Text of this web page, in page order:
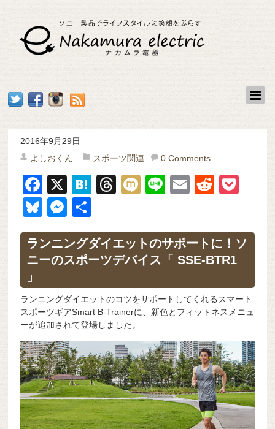
2016年9月29日
よしおくん
スポーツ関連 0 Comments
F
a
c
e
b
o
o
k
X
H
n
a
T
a
d
s
M
Li
E
R
di
t
et
Bl
u
e
sk
y
M
e
ss
e
n
g
er
有
ランニングダイエットのサポートに！ソ
ニーのスポーツデバイス「 SSE-BTR1
」
ランニングダイエットのコツをサポートしてくれるスマート
スポーツギアSmart B-Trainerに、新色とフィットネスメニュ
ーが追加されて登場しました。